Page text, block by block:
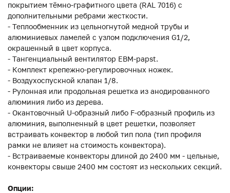
покрытием тёмно-графитного цвета (RAL 7016) с
дополнительными ребрами жесткости.
- Теплообменник из цельногнутой медной трубы и
алюминиевых ламелей с узлом подключения G1/2,
окрашенный в цвет корпуса.
- Тангенциальный вентилятор EBM-papst.
- Комплект крепежно-регулировочных ножек.
- Воздухоспускной клапан 1/8.
- Рулонная или продольная решетка из анодированного
алюминия либо из дерева.
- Окантовочный U-образный либо F-образный профиль из
алюминия, выполненный в цвет решетки, позволяет
встраивать конвектор в любой тип пола (тип профиля
рамки не влияет на стоимость конвектора).
- Встраиваемые конвекторы длиной до 2400 мм - цельные,
конвекторы свыше 2400 мм состоят из нескольких секций.
Опции: